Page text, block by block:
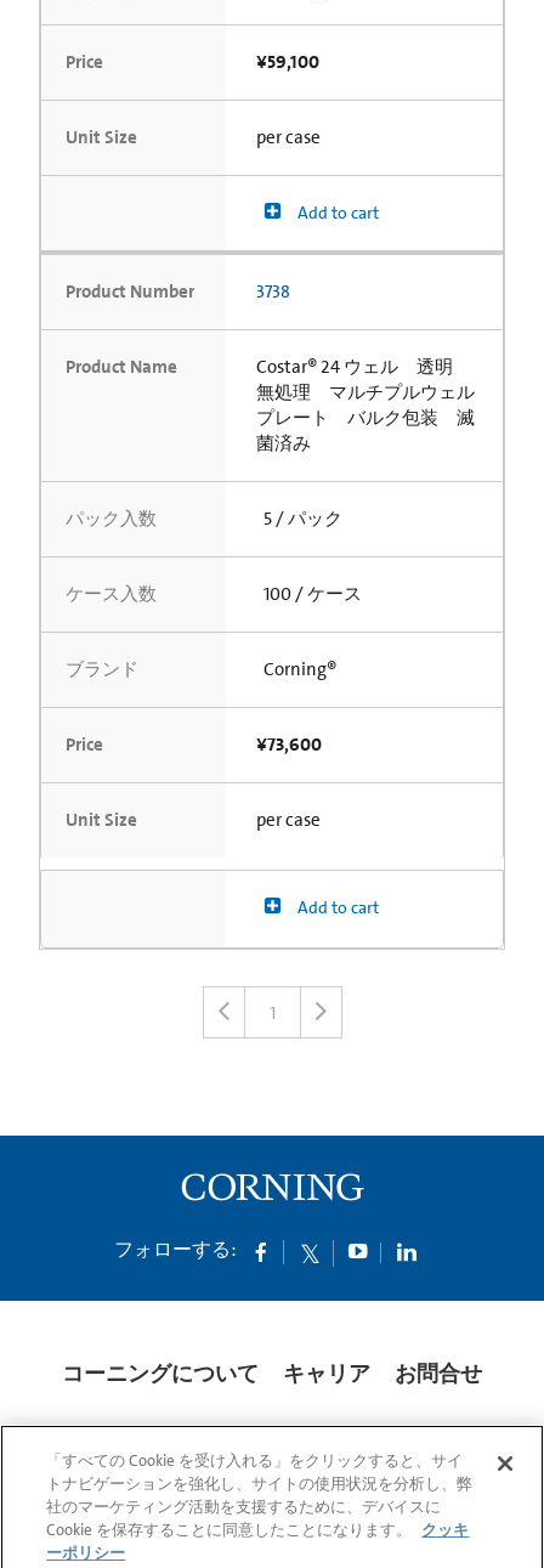
Price ¥59,100
Unit Size per case
Add to cart
Product Number 3738
Product Name
Costar® 24 ウェル 透明
無処理 マルチプルウェル
プレート バルク包装 滅
菌済み
パック入数 5 / パック
ケース入数 100 / ケース
ブランド Corning®
Price ¥73,600
Unit Size per case
Add to cart
1
フォローする:
コーニングについて キャリア お問合せ
日本の個人情報保護方針
© 1994-2025 Corning Incorporated All Rights Reserved.
「すべての Cookie を受け入れる」をクリックすると、サイ
トナビゲーションを強化し、サイトの使用状況を分析し、弊
社のマーケティング活動を支援するために、デバイスに
Cookie を保存することに同意したことになります。
クッキ
ーポリシー